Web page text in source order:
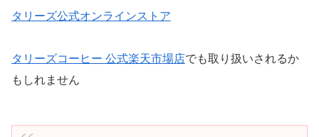
タリーズ公式オンラインストア
タリーズコーヒー 公式楽天市場店でも取り扱いされるか
もしれません